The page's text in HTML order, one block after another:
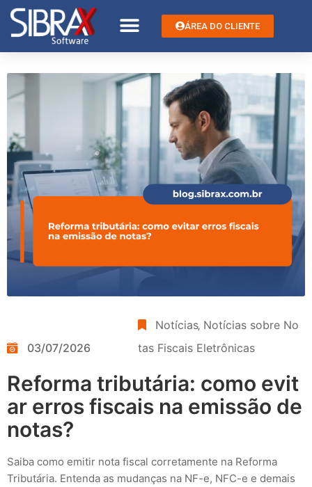
ÁREA DO CLIENTE
03/07/2026
Notícias‚ Notícias sobre No
tas Fiscais Eletrônicas
Reforma tributária: como evit
ar erros fiscais na emissão de
notas?
Saiba como emitir nota fiscal corretamente na Reforma
Tributária. Entenda as mudanças na NF-e, NFC-e e demais